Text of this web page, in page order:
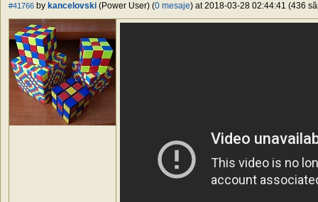
#41766 by kancelovski (Power User) (0 mesaje) at 2018-03-28 02:44:41 (436